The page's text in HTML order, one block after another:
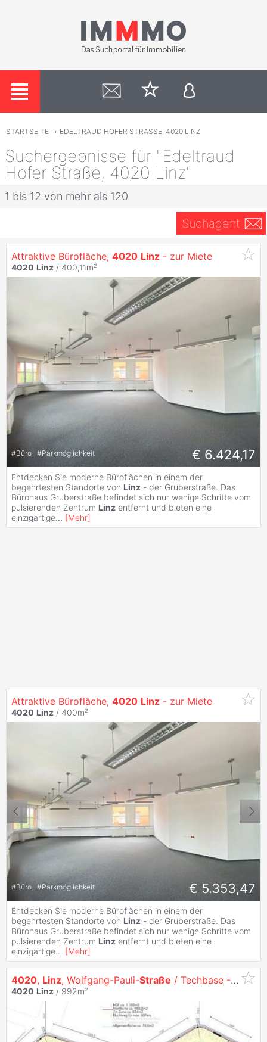
STARTSEITE › EDELTRAUD HOFER STRASSE, 4020 LINZ
Suchergebnisse für "Edeltraud
Hofer Straße, 4020 Linz"
1 bis 12 von mehr als 120
Suchagent
Attraktive Bürofläche, 4020 Linz - zur Miete
4020 Linz / 400,11m²
#Büro #Parkmöglichkeit € 6.424,17
Entdecken Sie moderne Büroflächen in einem der
begehrtesten Standorte von Linz - der Gruberstraße. Das
Bürohaus Gruberstraße befindet sich nur wenige Schritte vom
pulsierenden Zentrum Linz entfernt und bieten eine
einzigartige... [Mehr]
Attraktive Bürofläche, 4020 Linz - zur Miete
4020 Linz / 400m²
#Büro #Parkmöglichkeit € 5.353,47
Entdecken Sie moderne Büroflächen in einem der
begehrtesten Standorte von Linz - der Gruberstraße. Das
Bürohaus Gruberstraße befindet sich nur wenige Schritte vom
pulsierenden Zentrum Linz entfernt und bieten eine
einzigartige... [Mehr]
4020, Linz, Wolfgang-Pauli-Straße / Techbase - Moderne Büros zu vermieten - 1. OG
4020 Linz / 992m²